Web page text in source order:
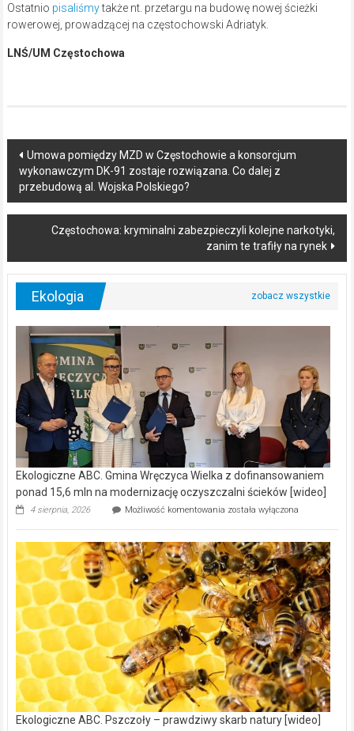
Ostatnio pisaliśmytakże nt. przetargu na budowę nowej ścieżki
rowerowej, prowadzącej na częstochowski Adriatyk.
LNŚ/UM Częstochowa
Post
navigation
Umowa pomiędzy MZD w Częstochowie a konsorcjum
wykonawczym DK-91 zostaje rozwiązana. Co dalej z
przebudową al. Wojska Polskiego?
Częstochowa: kryminalni zabezpieczyli kolejne narkotyki,
zanim te trafiły na rynek
Ekologia
Ekologiczne ABC. Gmina Wręczyca Wielka z dofinansowaniem
ponad 15,6 mln na modernizację oczyszczalni ścieków [wideo]
4 sierpnia, 2026 Możliwość komentowania Ekologiczne
Wręczyca
Wielka
z
dofinansowaniem
ponad
15,6
mln
na
modernizację
oczyszczalni
ścieków
[wideo]
została wyłączona
Ekologiczne ABC. Pszczoły – prawdziwy skarb natury [wideo]